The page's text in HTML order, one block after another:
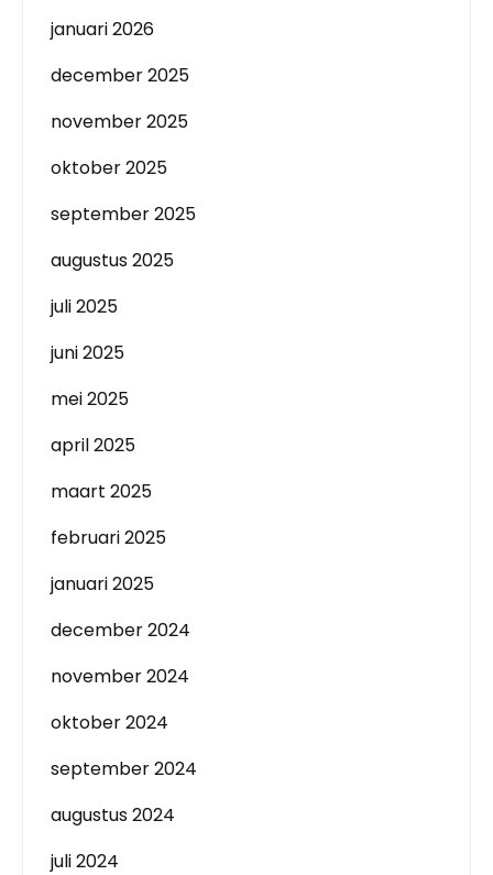
januari 2026
december 2025
november 2025
oktober 2025
september 2025
augustus 2025
juli 2025
juni 2025
mei 2025
april 2025
maart 2025
februari 2025
januari 2025
december 2024
november 2024
oktober 2024
september 2024
augustus 2024
juli 2024